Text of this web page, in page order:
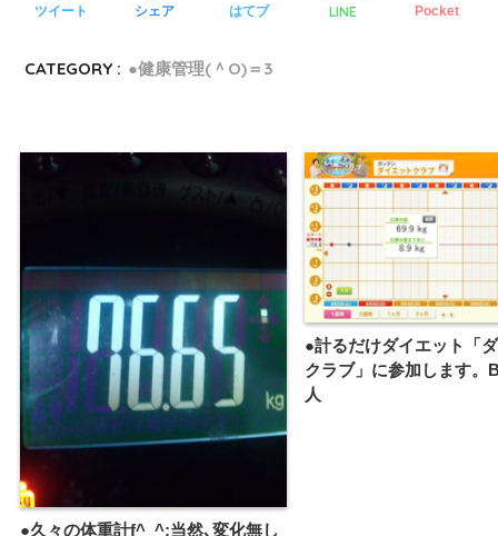
ツイート シェア はてブ LINE Pocket
CATEGORY : ●健康管理(＾O)＝3
●久々の体重計f^_^;当然､変化無し
●計るだけダイエット「
クラブ」に参加します。
人